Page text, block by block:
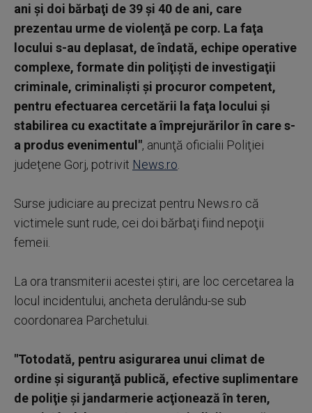
ani şi doi bărbaţi de 39 şi 40 de ani, care
prezentau urme de violenţă pe corp. La faţa
locului s-au deplasat, de îndată, echipe operative
complexe, formate din poliţişti de investigaţii
criminale, criminalişti şi procuror competent,
pentru efectuarea cercetării la faţa locului şi
stabilirea cu exactitate a împrejurărilor în care s-
a produs evenimentul", anunţă oficialii Poliţiei
judeţene Gorj, potrivit News.ro
Surse judiciare au precizat pentru News.ro că
victimele sunt rude, cei doi bărbaţi fiind nepoţii
femeii.
La ora transmiterii acestei ştiri, are loc cercetarea la
locul incidentului, ancheta derulându-se sub
coordonarea Parchetului.
"Totodată, pentru asigurarea unui climat de
ordine şi siguranţă publică, efective suplimentare
de poliţie şi jandarmerie acţionează în teren,